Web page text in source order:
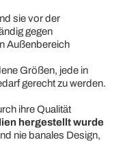
sie vor der
gegen
Außenbereich
Größen, jede in
gerecht zu werden.
ihre Qualität
hergestellt wurde
nie banales Design,